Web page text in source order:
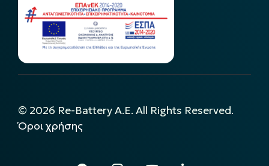
© 2026 Re-Battery A.E. All Rights Reserved.
Όροι χρήσης